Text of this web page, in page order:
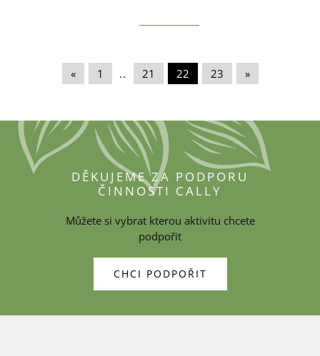
« 1 .. 21 22 23 »
DĚKUJEME ZA PODPORU
ČINNOSTI CALLY
Můžete si vybrat kterou aktivitu chcete
podpořit
CHCI PODPOŘIT